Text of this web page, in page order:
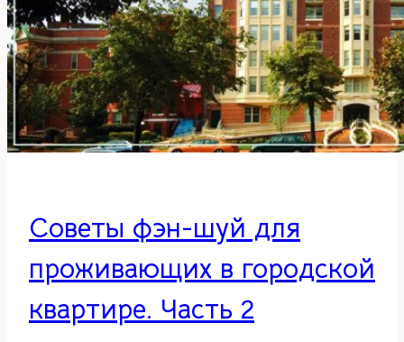
Советы фэн-шуй для
проживающих в городской
квартире. Часть 2